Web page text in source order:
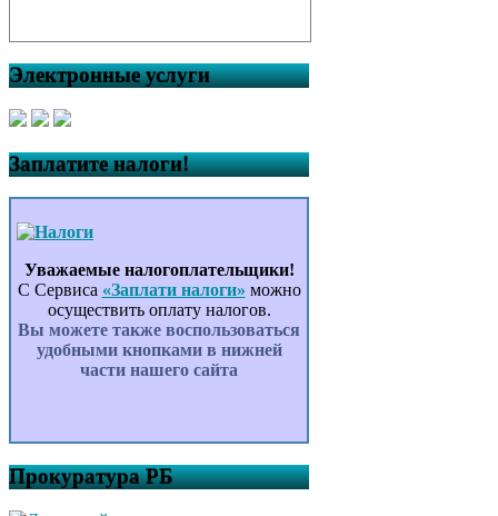
Электронные услуги
Заплатите налоги!
Уважаемые налогоплательщики!
С Сервиса «Заплати налоги» можно
осуществить оплату налогов.
Вы можете также воспользоваться
удобными кнопками в нижней
части нашего сайта
Прокуратура РБ